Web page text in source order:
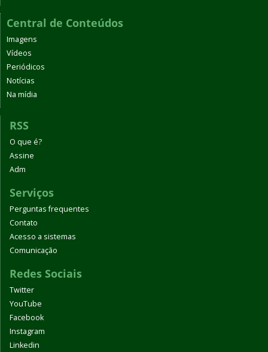
Central de Conteúdos
Imagens
Vídeos
Periódicos
Notícias
Na mídia
RSS
O que é?
Assine
Adm
Serviços
Perguntas frequentes
Contato
Acesso a sistemas
Comunicação
Redes Sociais
Twitter
YouTube
Facebook
Instagram
Linkedin